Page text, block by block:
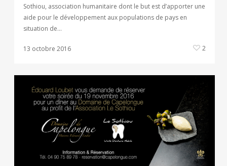
Sothiou, association humanitaire dont le but est d’apporter une
aide pour le développement aux populations de pays en
situation de…
13 octobre 2016 2